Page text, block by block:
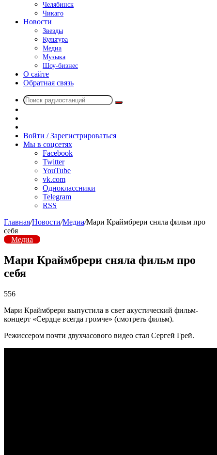
Челябинск
Чикаго
Новости
Звезды
Культура
Медиа
Музыка
Шоу-бизнес
О сайте
Обратная связь
Поиск
радио
Войти / Зарегистрироваться
Мы в соцсетях
Facebook
Twitter
YouTube
vk.com
Одноклассники
Telegram
RSS
Главная/Новости/Медиа/Мари Краймбрери сняла фильм про
себя
Медиа
Мари Краймбрери сняла фильм про
себя
556
Мари Краймбрери выпустила в свет акустический фильм-
концерт «Сердце всегда громче» (смотреть фильм).
Режиссером почти двухчасового видео стал Сергей Грей.